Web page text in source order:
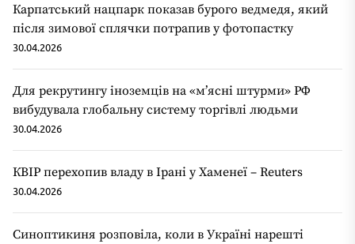
Карпатський нацпарк показав бурого ведмедя, який
після зимової сплячки потрапив у фотопастку
30.04.2026
Для рекрутингу іноземців на «мʼясні штурми» РФ
вибудувала глобальну систему торгівлі людьми
30.04.2026
КВІР перехопив владу в Ірані у Хаменеї – Reuters
30.04.2026
Синоптикиня розповіла, коли в Україні нарешті